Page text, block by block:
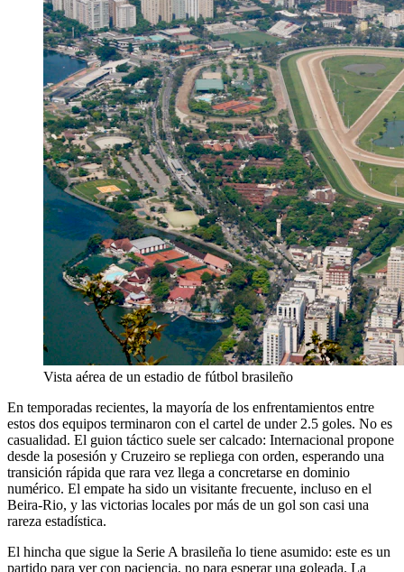
Vista aérea de un estadio de fútbol brasileño
En temporadas recientes, la mayoría de los enfrentamientos entre
estos dos equipos terminaron con el cartel de under 2.5 goles. No es
casualidad. El guion táctico suele ser calcado: Internacional propone
desde la posesión y Cruzeiro se repliega con orden, esperando una
transición rápida que rara vez llega a concretarse en dominio
numérico. El empate ha sido un visitante frecuente, incluso en el
Beira-Rio, y las victorias locales por más de un gol son casi una
rareza estadística.
El hincha que sigue la Serie A brasileña lo tiene asumido: este es un
partido para ver con paciencia, no para esperar una goleada. La